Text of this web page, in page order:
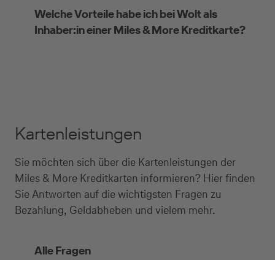
Welche Vorteile habe ich bei Wolt als
Inhaber:in einer Miles & More Kreditkarte?
Kartenleistungen
Sie möchten sich über die Kartenleistungen der
Miles & More Kreditkarten informieren? Hier finden
Sie Antworten auf die wichtigsten Fragen zu
Bezahlung, Geldabheben und vielem mehr.
Alle Fragen